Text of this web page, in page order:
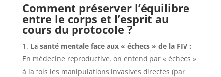
Comment préserver l’équilibre
entre le corps et l’esprit au
cours du protocole ?
La santé mentale face aux « échecs » de la FIV :
En médecine reproductive, on entend par « échecs »
à la fois les manipulations invasives directes (par